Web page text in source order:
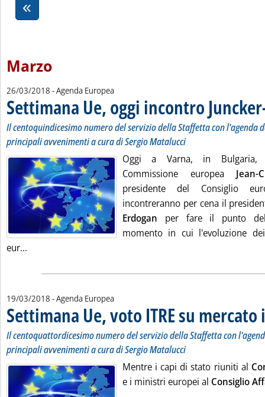
Marzo
26/03/2018 - Agenda Europea
Settimana Ue, oggi incontro
Il centoquindicesimo numero del servizio della Staffetta con l'agenda
principali avvenimenti a cura di Sergio Matalucci
Oggi a Varna, in Bulgaria,
Commissione europea
presidente del Consiglio
incontreranno per cena il
Erdogan per fare il punto
momento in cui l'evoluzione
eur...
19/03/2018 - Agenda Europea
Settimana Ue, voto ITRE su
Il centoquattordicesimo numero del servizio della Staffetta con
principali avvenimenti a cura di Sergio Matalucci
Mentre i capi di stato riuniti al
e i ministri europei al Consiglio